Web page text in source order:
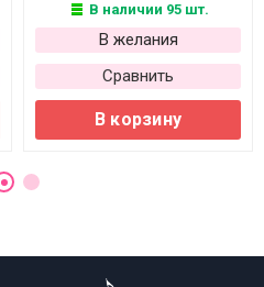
В наличии 95 шт.
В желания
Сравнить
В корзину